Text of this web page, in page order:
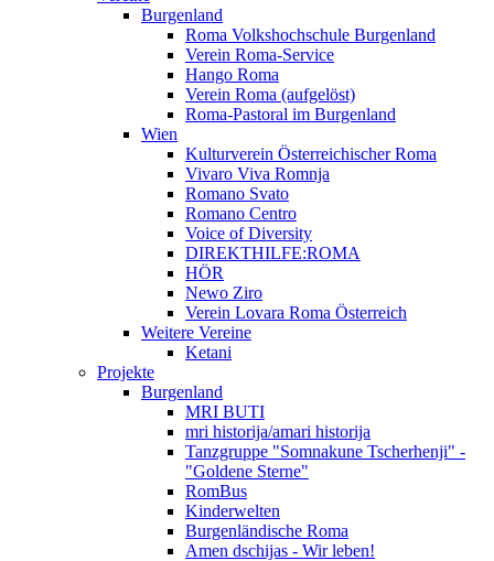
Burgenland
Roma Volkshochschule Burgenland
Verein Roma-Service
Hango Roma
Verein Roma (aufgelöst)
Roma-Pastoral im Burgenland
Wien
Kulturverein Österreichischer Roma
Vivaro Viva Romnja
Romano Svato
Romano Centro
Voice of Diversity
DIREKTHILFE:ROMA
HÖR
Newo Ziro
Verein Lovara Roma Österreich
Weitere Vereine
Ketani
Projekte
Burgenland
MRI BUTI
mri historija/amari historija
Tanzgruppe "Somnakune Tscherhenji" -
"Goldene Sterne"
RomBus
Kinderwelten
Burgenländische Roma
Amen dschijas - Wir leben!